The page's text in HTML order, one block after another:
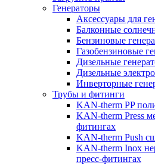
Генераторы
Аксессуары для
Балконные
Бензиновые
Газобензиновые
Дизельные
Дизельные
Инверторные
Трубы и фитинги
KAN-therm PP
KAN-therm Рress
фитингах
KAN-therm Push
KAN-therm Inox
пресс-фитингах